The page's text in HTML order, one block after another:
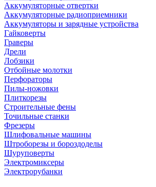
Аккумуляторные отвертки
Аккумуляторные радиоприемники
Аккумуляторы и зарядные устройства
Гайковерты
Граверы
Дрели
Лобзики
Отбойные молотки
Перфораторы
Пилы-ножовки
Плиткорезы
Строительные фены
Точильные станки
Фрезеры
Шлифовальные машины
Штроборезы и бороздоделы
Шуруповерты
Электромиксеры
Электрорубанки